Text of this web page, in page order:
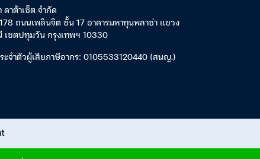
าต้าเซ็ต จำกัด
ถนนเพลินจิต ชั้น 17 อาคารมหาทุนพลาซ่า แขวง
เขตปทุมวัน กรุงเทพฯ 10330
ะจำตัวผู้เสียภาษีอากร: 0105533120440 (สนญ.)